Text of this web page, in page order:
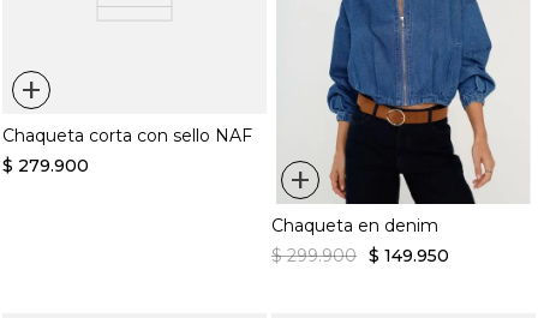
+
Chaqueta corta con sello NAF
$ 279.900 +
Chaqueta en denim
$ 299.900 $ 149.950